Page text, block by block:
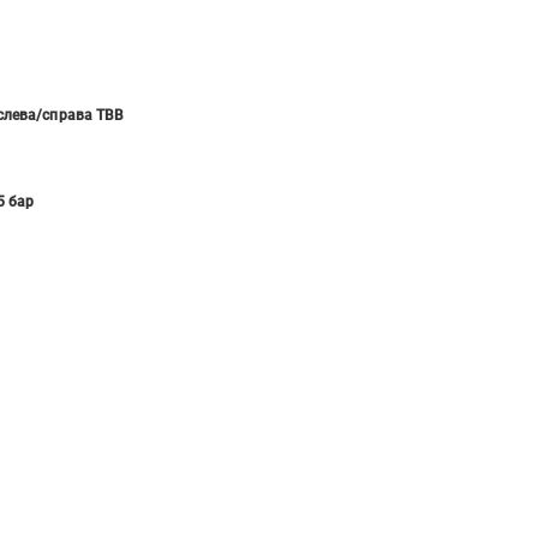
справа ТВВ
бар